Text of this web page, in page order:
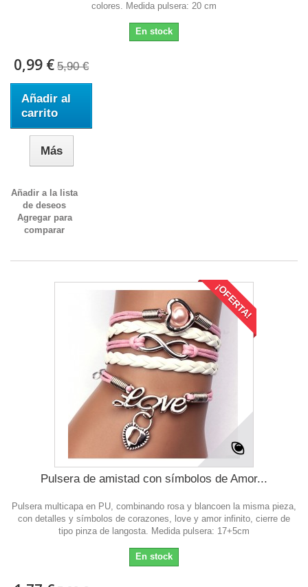
colores. Medida pulsera: 20 cm
En stock
0,99 € 5,90 €
Añadir al
carrito
Más
Añadir a la lista
de deseos
Agregar para
comparar
¡OFERTA!
Pulsera de amistad con símbolos de Amor...
Pulsera multicapa en PU, combinando rosa y blancoen la misma pieza,
con detalles y símbolos de corazones, love y amor infinito, cierre de
tipo pinza de langosta. Medida pulsera: 17+5cm
En stock